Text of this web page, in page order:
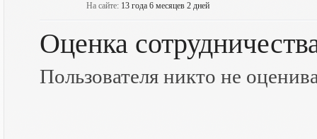
На сайте: 13 года 6 месяцев 2 дней
Оценка
Пользователя никто не